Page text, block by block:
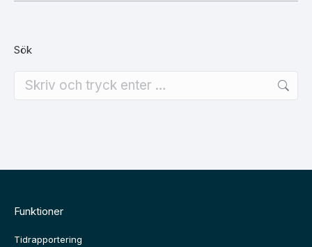
Sök
Funktioner
Tidrapportering